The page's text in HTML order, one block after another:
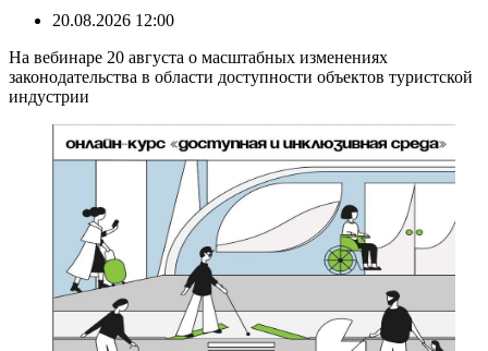
20.08.2026 12:00
На вебинаре 20 августа о масштабных изменениях
законодательства в области доступности объектов туристской
индустрии